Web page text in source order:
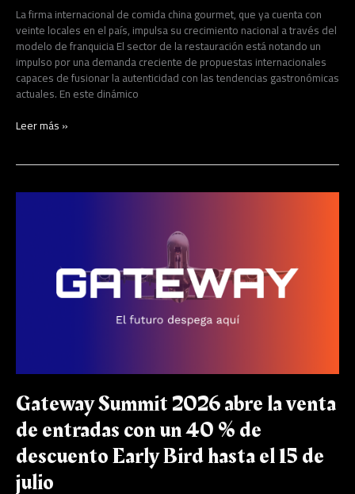
La firma internacional de comida china gourmet, que ya cuenta con
veinte locales en el país, impulsa su crecimiento nacional a través del
modelo de franquicia El sector de la restauración está notando un
impulso por una demanda creciente de propuestas internacionales
capaces de fusionar la autenticidad con las tendencias gastronómicas
actuales. En este dinámico
Leer más »
Gateway Summit 2026 abre la venta
de entradas con un 40 % de
descuento Early Bird hasta el 15 de
julio
Gateway
%
descuento
Early
Bird
hasta
el
15